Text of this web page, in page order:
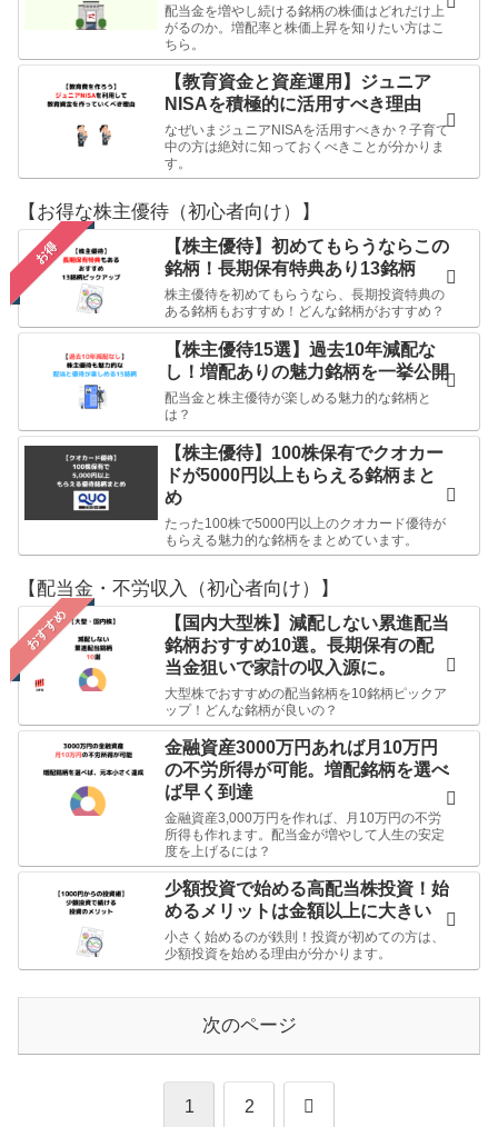
配当金を増やし続ける銘柄の株価はどれだけ上
がるのか。増配率と株価上昇を知りたい方はこ
ちら。
【教育資金と資産運用】ジュニア
NISAを積極的に活用すべき理由
なぜいまジュニアNISAを活用すべきか？子育て
中の方は絶対に知っておくべきことが分かりま
す。
【お得な株主優待（初心者向け）】
お得
【株主優待】初めてもらうならこの
銘柄！長期保有特典あり13銘柄
株主優待を初めてもらうなら、長期投資特典の
ある銘柄もおすすめ！どんな銘柄がおすすめ？
【株主優待15選】過去10年減配な
し！増配ありの魅力銘柄を一挙公開
配当金と株主優待が楽しめる魅力的な銘柄と
は？
【株主優待】100株保有でクオカー
ドが5000円以上もらえる銘柄まと
め
たった100株で5000円以上のクオカード優待が
もらえる魅力的な銘柄をまとめています。
【配当金・不労収入（初心者向け）】
おすすめ
【国内大型株】減配しない累進配当
銘柄おすすめ10選。長期保有の配
当金狙いで家計の収入源に。
大型株でおすすめの配当銘柄を10銘柄ピックア
ップ！どんな銘柄が良いの？
金融資産3000万円あれば月10万円
の不労所得が可能。増配銘柄を選べ
ば早く到達
金融資産3,000万円を作れば、月10万円の不労
所得も作れます。配当金が増やして人生の安定
度を上げるには？
少額投資で始める高配当株投資！始
めるメリットは金額以上に大きい
小さく始めるのが鉄則！投資が初めての方は、
少額投資を始める理由が分かります。
次のページ
1 2 次